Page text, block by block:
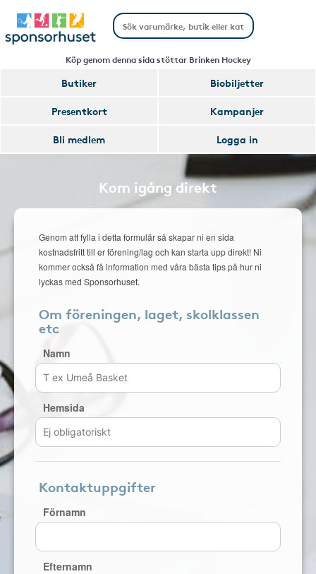
Köp genom denna sida stöttar Brinken Hockey
Butiker
Biobiljetter
Presentkort
Kampanjer
Bli medlem
Logga in
Kom igång direkt
Genom att fylla i detta formulär så skapar ni en sida
kostnadsfritt till er förening/lag och kan starta upp direkt! Ni
kommer också få information med våra bästa tips på hur ni
lyckas med Sponsorhuset.
Om föreningen, laget, skolklassen
etc
Namn
Hemsida
Kontaktuppgifter
Förnamn
Efternamn